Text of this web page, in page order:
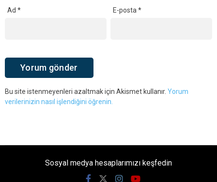
Ad * E-posta*
Bu site istenmeyenleri azaltmak için Akismet kullanır. Yorum
verilerinizin nasıl işlendiğini öğrenin.
Sosyal medya hesaplarımızı keşfedin